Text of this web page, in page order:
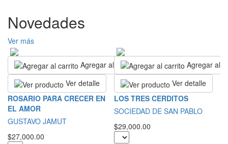
Novedades
Ver más
Agregar al carrito
Ver detalle
ROSARIO PARA CRECER EN
EL AMOR
GUSTAVO JAMUT
$27,000.00
Agregar al
Ver detalle
LOS TRES CERDITOS
SOCIEDAD DE SAN PABLO
$29,000.00